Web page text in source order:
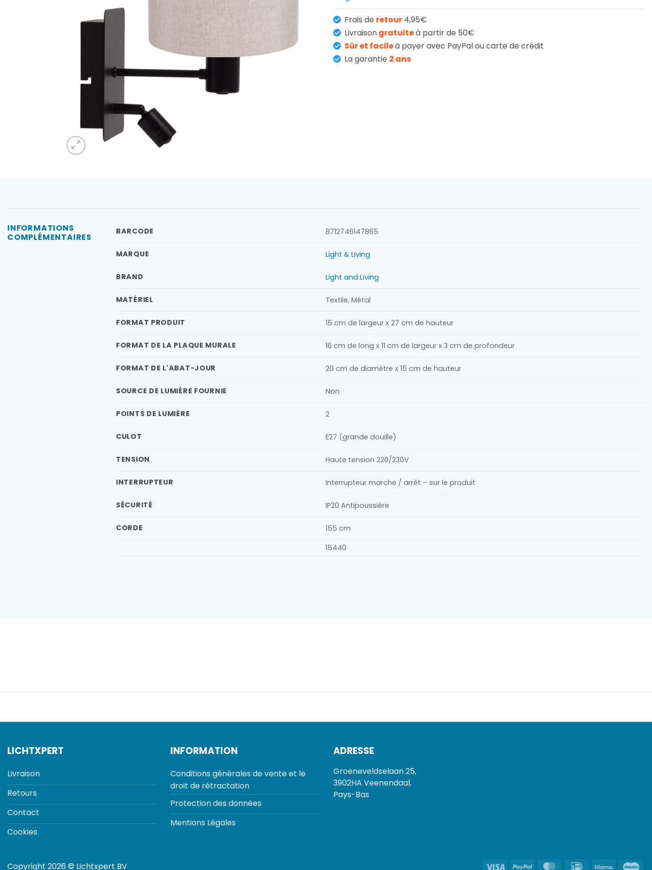
Frais de retour 4,95€
Livraisongratuiteà partir de 50€
Sûr et facileà payer avec PayPal ou carte de crédit
La garantie 2 ans
INFORMATIONS
COMPLÉMENTAIRES
BARCODE 8712746147865
MARQUE Light & Living
BRAND Light and Living
MATÉRIEL Textile, Métal
FORMAT PRODUIT 15 cm de largeur x 27 cm de hauteur
FORMAT DE LA PLAQUE MURALE 16 cm de long x 11 cm de largeur x 3 cm de profondeur
FORMAT DE L'ABAT-JOUR 20 cm de diamètre x 15 cm de hauteur
SOURCE DE LUMIÈRE FOURNIE Non
POINTS DE LUMIÈRE 2
CULOT E27 (grande douille)
TENSION Haute tension 220/230V
INTERRUPTEUR Interrupteur marche / arrêt – sur le produit
SÉCURITÉ IP20 Antipoussière
CORDE
155 cm
15440
LICHTXPERT
Livraison
Retours
Contact
Cookies
INFORMATION
Conditions générales de vente et le
droit de rétractation
Protection des données
Mentions Légales
ADRESSE
Groeneveldselaan 25,
3902HA Veenendaal,
Pays-Bas
Copyright 2026 © Lichtxpert BV Visa PayPal MasterCard
IDeal Klarna